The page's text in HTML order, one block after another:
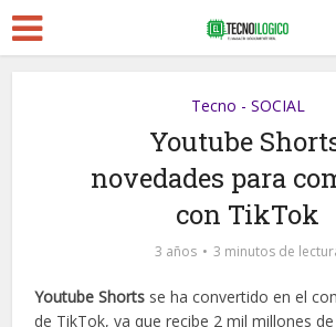
Tecno - SOCIAL
Youtube
novedades para
con TikTok
3 años 3 minutos de
Youtube Shorts se ha convertido en el
de TikTok, ya que recibe 2 mil millones